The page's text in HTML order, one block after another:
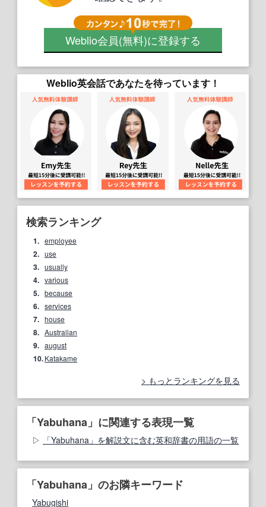
Weblio会員(無料)に登録する
Weblio英会話であなたを待っています！
検索ランキング
1. employee
2. use
3. usually
4. various
5. because
6. services
7. house
8. Australian
9. august
10.Katakame
もっとランキングを見る
「Yabuhana」に関連する表現一覧
「Yabuhana」を解説文に含む英和辞書の用語の一覧
「Yabuhana」のお隣キーワード
Yabugishi